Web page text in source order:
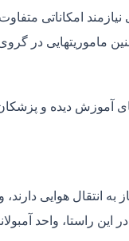
امکاناتی
چنین ماموریتهایی در
آموزش دیده و
انتقال هوایی
راستا، واحد